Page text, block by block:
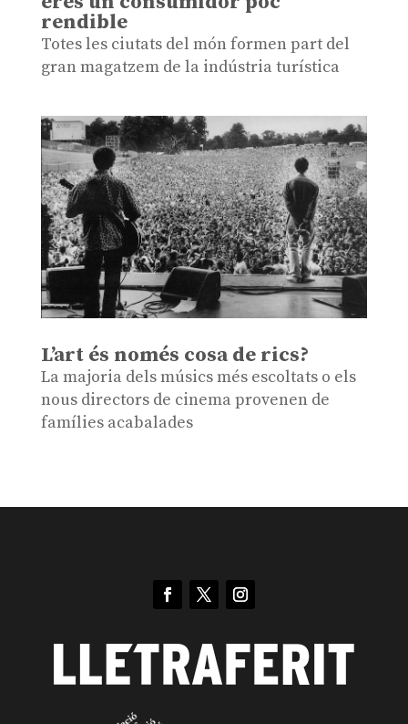
rendible
Totes les ciutats del món formen part del
gran magatzem de la indústria turística
L’art és només cosa de rics?
La majoria dels músics més escoltats o els
nous directors de cinema provenen de
famílies acabalades